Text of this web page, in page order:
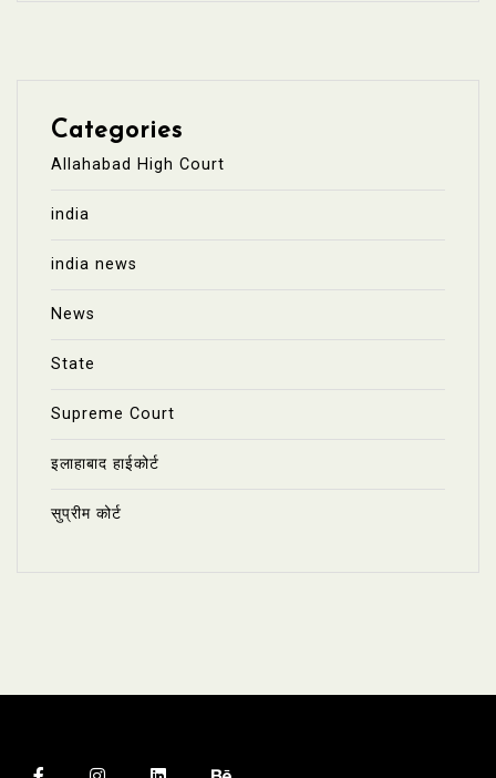
Categories
Allahabad High Court
india
india news
News
State
Supreme Court
इलाहाबाद हाईकोर्ट
सुप्रीम कोर्ट